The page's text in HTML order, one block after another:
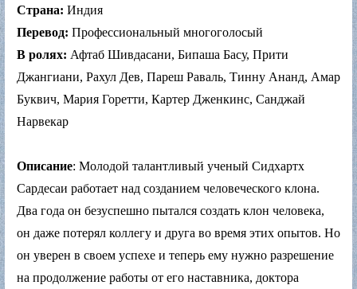
Страна: Индия
Перевод: Профессиональный многоголосый
В ролях: Афтаб Шивдасани, Бипаша Басу, Прити
Джангиани, Рахул Дев, Пареш Раваль, Тинну Ананд, Амар
Буквич, Мария Горетти, Картер Дженкинс, Санджай
Нарвекар
Описание: Молодой талантливый ученый Сидхартх
Сардесаи работает над созданием человеческого клона.
Два года он безуспешно пытался создать клон человека,
он даже потерял коллегу и друга во время этих опытов. Но
он уверен в своем успехе и теперь ему нужно разрешение
на продолжение работы от его наставника, доктора